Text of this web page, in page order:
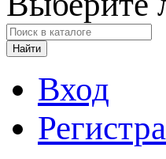
Найти
Вход